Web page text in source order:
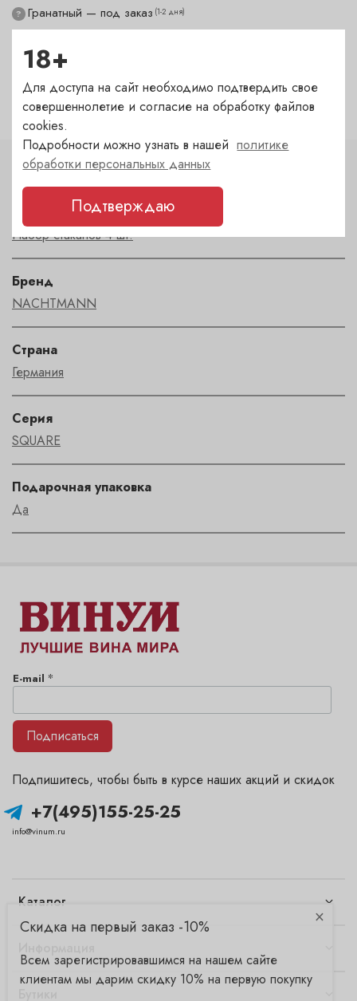
? Гранатный — под заказ (1-2 дня)
Пречистенка — в наличии
Садовническая — под заказ
Сухаревка — под заказ(1-2 дня)
Набор стаканов 4 шт.
Бренд
NACHTMANN
Страна
Германия
Серия
SQUARE
Подарочная упаковка
Да
Каталог
+7(495)155-25-25
info@vinum.ru
Подпишитесь, чтобы быть в курсе наших акций и скидок
E-mail *
Подписаться
18+
Для доступа на сайт необходимо подтвердить свое
совершеннолетие и согласие на обработку файлов
cookies.
Подробности можно узнать в нашейполитике
обработки персональных данных
Подтверждаю
×
Скидка на первый заказ -10%
Всем зарегистрировавшимся на нашем сайте
клиентам мы дарим скидку 10% на первую покупку